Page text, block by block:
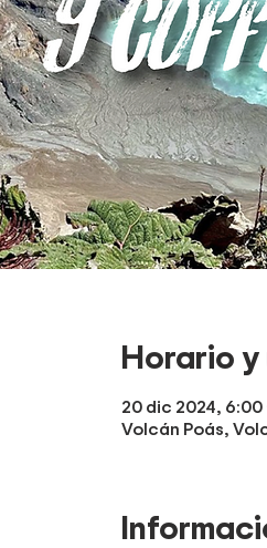
Horario
20 dic 2024, 6:00
Volcán Poás,